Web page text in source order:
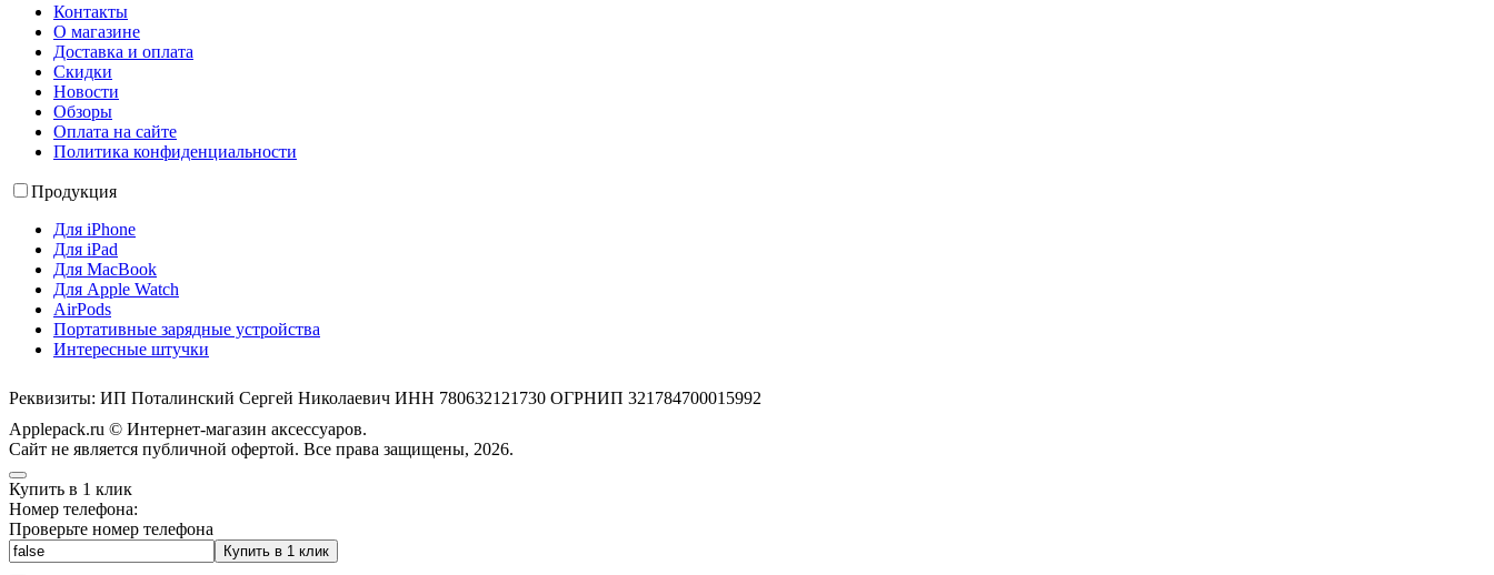
Контакты
О магазине
Доставка и оплата
Скидки
Новости
Обзоры
Оплата на сайте
Политика конфиденциальности
Продукция
Для iPhone
Для iPad
Для MacBook
Для Apple Watch
AirPods
Портативные зарядные устройства
Интересные штучки
Реквизиты: ИП Поталинский Сергей Николаевич ИНН 780632121730 ОГРНИП 321784700015992
Applepack.ru © Интернет-магазин аксессуаров.
Cайт не является публичной офертой. Все права защищены, 2026.
Купить в 1 клик
Номер телефона:
Проверьте номер телефона
Купить в 1 клик